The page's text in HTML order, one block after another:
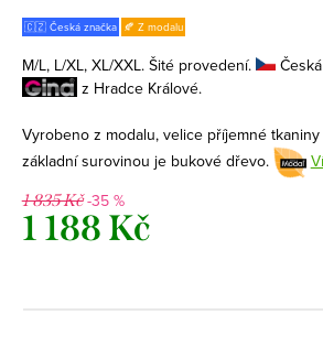
🇨🇿 Česká značka 🍂 Z modalu
M/L, L/XL, XL/XXL. Šité provedení.
z Hradce Králové.
Vyrobeno z modalu, velice příjemné tkaniny
základní surovinou je bukové dřevo.
1 835 Kč-35 %
1 188 Kč